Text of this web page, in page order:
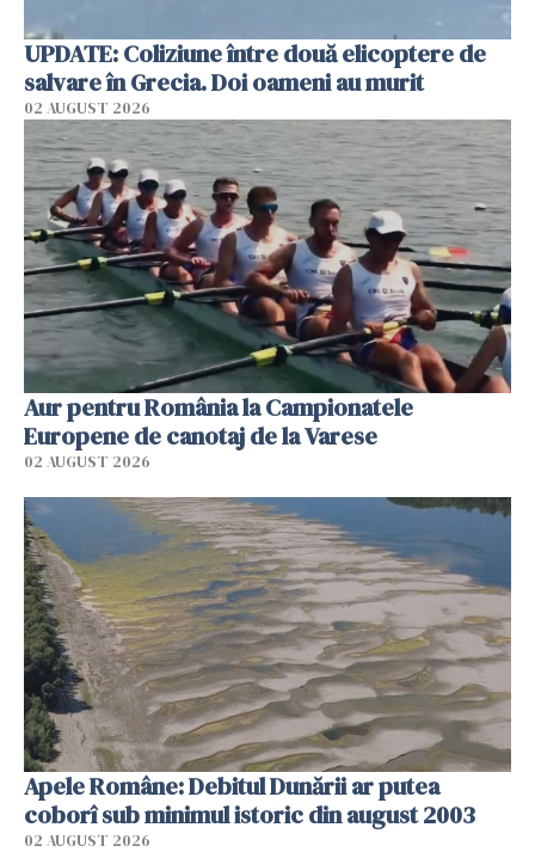
UPDATE: Coliziune între două elicoptere de
salvare în Grecia. Doi oameni au murit
02 AUGUST 2026
Aur pentru România la Campionatele
Europene de canotaj de la Varese
02 AUGUST 2026
Apele Române: Debitul Dunării ar putea
coborî sub minimul istoric din august 2003
02 AUGUST 2026